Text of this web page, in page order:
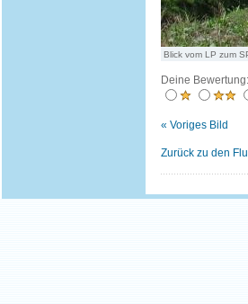
Blick vom LP zum
Deine Bewertung:
« Voriges Bild
Zurück zu den